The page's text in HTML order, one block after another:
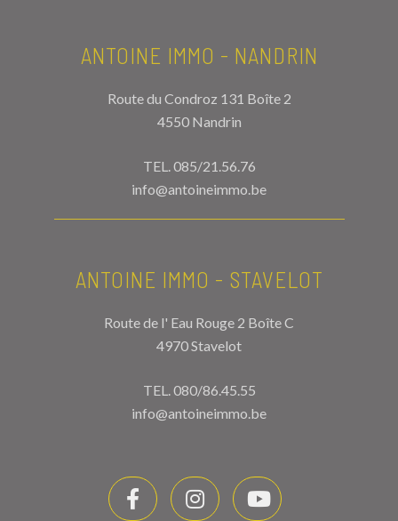
ANTOINE IMMO - NANDRIN
Route du Condroz 131 Boîte 2
4550 Nandrin
TEL.085/21.56.76
info@antoineimmo.be
ANTOINE IMMO - STAVELOT
Route de l' Eau Rouge 2 Boîte C
4970 Stavelot
TEL.080/86.45.55
info@antoineimmo.be